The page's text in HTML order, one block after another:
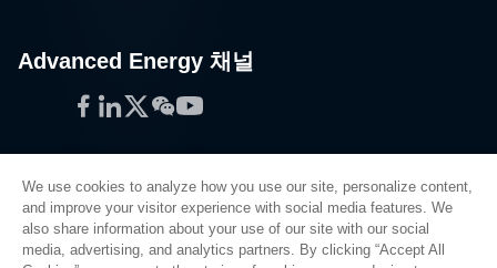
Advanced Energy 채널
Facebook
LinkedIn
Twitter
WeChat
YouTube
Privacy Policy
We use cookies to analyze how you use our site, personalize content,
and improve your visitor experience with social media features. We
also share information about your use of our site with our social
media, advertising, and analytics partners. By clicking “Accept All